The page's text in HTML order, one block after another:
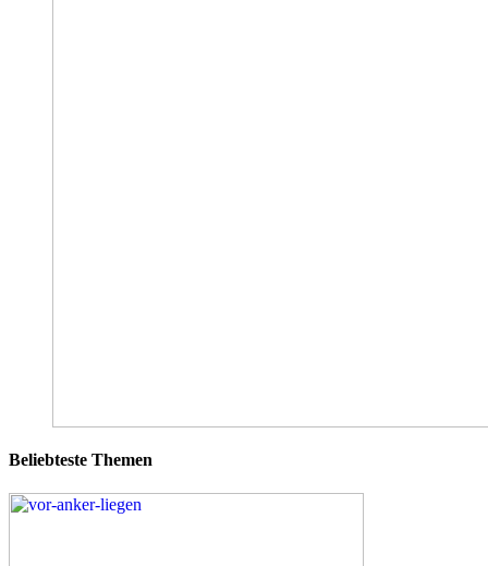
Beliebteste Themen